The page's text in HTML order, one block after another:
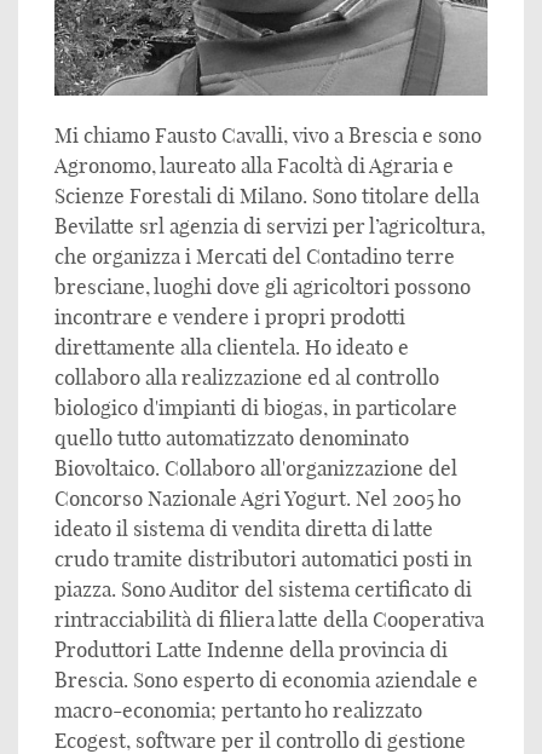
Mi chiamo Fausto Cavalli, vivo a Brescia e sono
Agronomo, laureato alla Facoltà di Agraria e
Scienze Forestali di Milano. Sono titolare della
Bevilatte srl agenzia di servizi per l’agricoltura,
che organizza i Mercati del Contadino terre
bresciane, luoghi dove gli agricoltori possono
incontrare e vendere i propri prodotti
direttamente alla clientela. Ho ideato e
collaboro alla realizzazione ed al controllo
biologico d'impianti di biogas, in particolare
quello tutto automatizzato denominato
Biovoltaico. Collaboro all'organizzazione del
Concorso Nazionale Agri Yogurt. Nel 2005 ho
ideato il sistema di vendita diretta di latte
crudo tramite distributori automatici posti in
piazza. Sono Auditor del sistema certificato di
rintracciabilità di filiera latte della Cooperativa
Produttori Latte Indenne della provincia di
Brescia. Sono esperto di economia aziendale e
macro-economia; pertanto ho realizzato
Ecogest, software per il controllo di gestione